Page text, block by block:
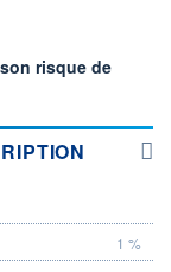
risque de
1 %